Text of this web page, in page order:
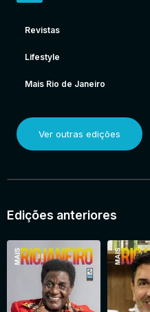
Revistas
Lifestyle
Mais Rio de Janeiro
Ver outras edições
Edições anteriores